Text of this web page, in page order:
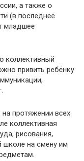
а также о
(в последнее
младшее
коллективный
привить ребёнку
протяжении всех
коллективная
рисования,
школе на смену им